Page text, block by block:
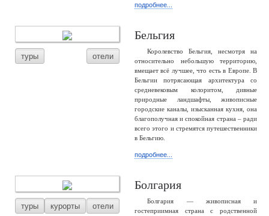
подробнее...
туры отели
Бельгия
Королевство Бельгия, несмотря на
относительно небольшую территорию,
вмещает всё лучшее, что есть в Европе. В
Бельгии потрясающая архитектура со
средневековым колоритом, дивные
природные ландшафты, живописные
городские каналы, изысканная кухня, она
благополучная и спокойная страна – ради
всего этого и стремятся путешественники
в Бельгию.
подробнее...
туры курорты отели
Болгария
Болгария — живописная и
гостеприимная страна с родственной